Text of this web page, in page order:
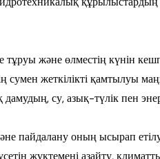
тұруы және өлместің күнін
жеткілікті қамтылуы
су, азық-түлік пен
пайдалану оның ысырап
жүктемені азайту,